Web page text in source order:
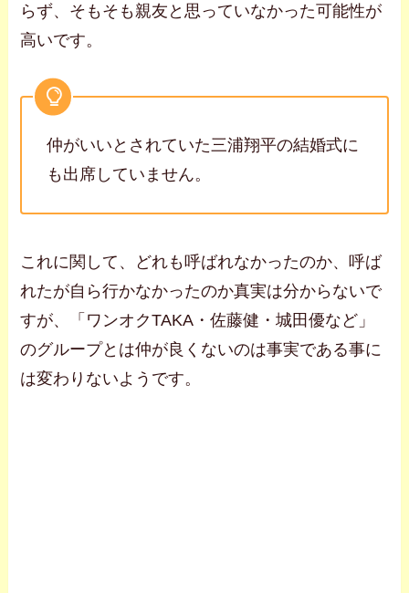
らず、そもそも親友と思っていなかった可能性が
高いです。
仲がいいとされていた三浦翔平の結婚式に
も出席していません。
これに関して、どれも呼ばれなかったのか、呼ば
れたが自ら行かなかったのか真実は分からないで
すが、「ワンオクTAKA・佐藤健・城田優など」
のグループとは仲が良くないのは事実である事に
は変わりないようです。